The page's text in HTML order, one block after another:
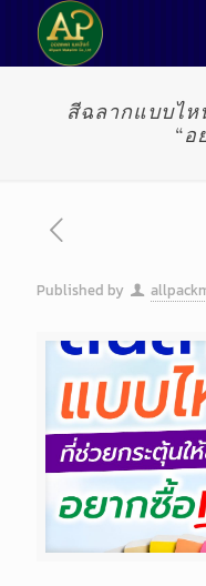
สีฉลากแบบไ
“
Published by